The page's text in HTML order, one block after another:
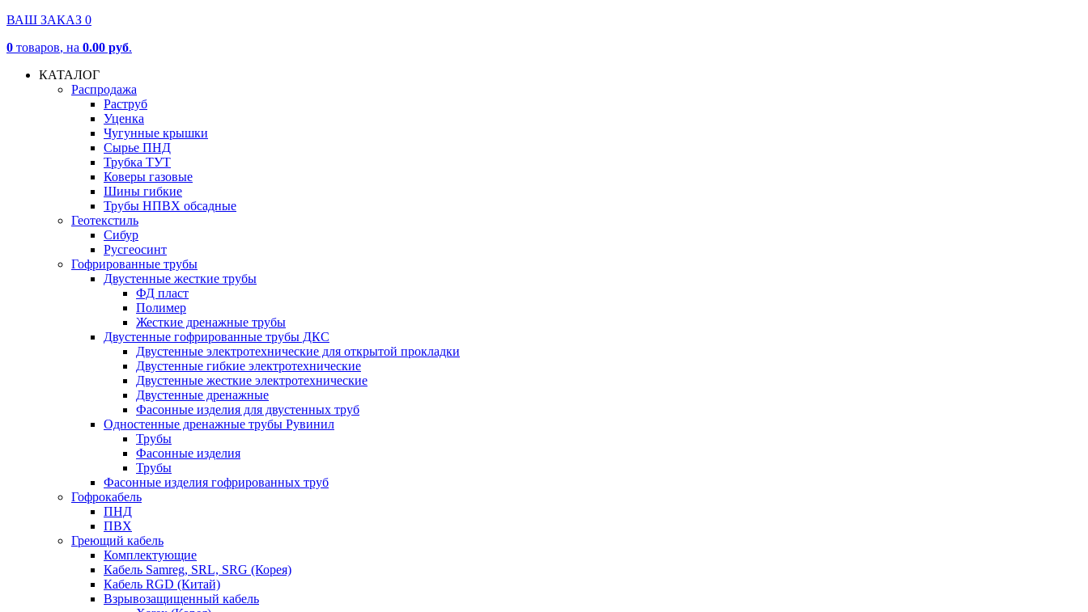
ВАШ ЗАКАЗ 0
0 товаров, на 0.00 руб.
КАТАЛОГ
Распродажа
Раструб
Уценка
Чугунные крышки
Сырье ПНД
Трубка ТУТ
Коверы газовые
Шины гибкие
Трубы НПВХ обсадные
Геотекстиль
Сибур
Русгеосинт
Гофрированные трубы
Двустенные жесткие трубы
ФД пласт
Полимер
Жесткие дренажные трубы
Двустенные гофрированные трубы ДКС
Двустенные электротехнические для открытой прокладки
Двустенные гибкие электротехнические
Двустенные жесткие электротехнические
Двустенные дренажные
Фасонные изделия для двустенных труб
Одностенные дренажные трубы Рувинил
Трубы
Фасонные изделия
Трубы
Фасонные изделия гофрированных труб
Гофрокабель
ПНД
ПВХ
Греющий кабель
Комплектующие
Кабель Samreg, SRL, SRG (Корея)
Кабель RGD (Китай)
Взрывозащищенный кабель